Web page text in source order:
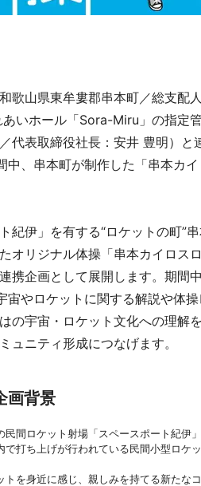
歌山県東牟婁郡串本町／総支配
いホール「Sora-Miru」の指定
代表取締役社長：安井 豊明）と
、串本町が制作した「串本カ
紀伊」を有する“ロケットの町”
オリジナル体操「串本カイロス
携企画として展開します。期間
やロケットに関する解説や体
の宇宙・ロケット文化への理解
ュニティ形成につなげます。
画背景
間ロケット射場「スペースポート紀伊
打ち上げが行われている民間小型ロケ
を身近に感じ、親しみを持てる新たな